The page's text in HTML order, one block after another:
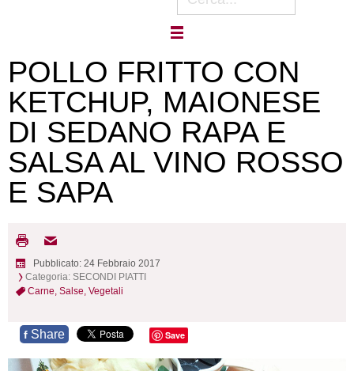
POLLO FRITTO CON
KETCHUP, MAIONESE
DI SEDANO RAPA E
SALSA AL VINO ROSSO
E SAPA
Pubblicato: 24 Febbraio 2017
Categoria: SECONDI PIATTI
Carne, Salse, Vegetali
f Share Save